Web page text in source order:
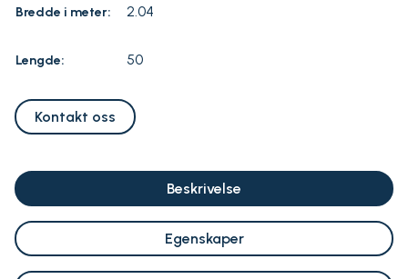
Bredde i meter: 2.04
Lengde: 50
Kontakt oss
Beskrivelse
Egenskaper